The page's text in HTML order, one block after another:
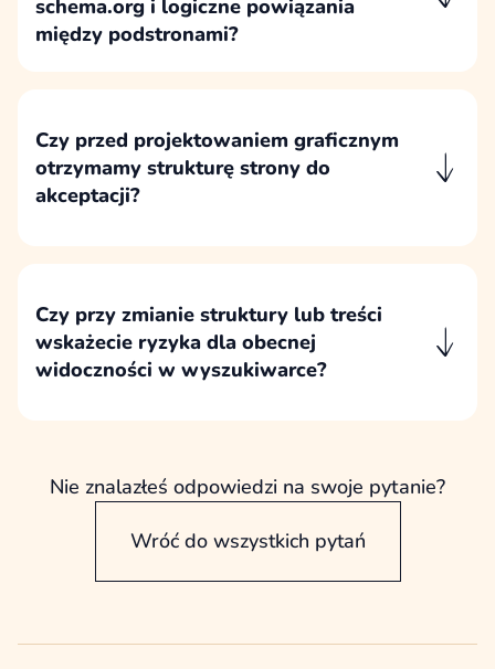
schema.org i logiczne powiązania
między podstronami?
podstronami wspierające użytkownika oraz
indeksację.
Czy przed projektowaniem graficznym
otrzymamy strukturę strony do
akceptacji?
dalszych prac.
Czy przy zmianie struktury lub treści
wskażecie ryzyka dla obecnej
widoczności w wyszukiwarce?
istotne dla ruchu organicznego.
Nie znalazłeś odpowiedzi na swoje pytanie?
Wróć do wszystkich pytań